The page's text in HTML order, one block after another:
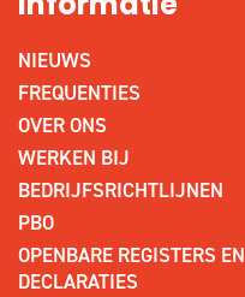
informatie
NIEUWS
FREQUENTIES
OVER ONS
WERKEN BIJ
BEDRIJFSRICHTLIJNEN
PBO
OPENBARE REGISTERS EN
DECLARATIES